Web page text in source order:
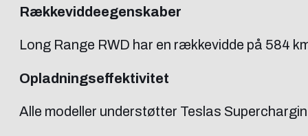
Rækkeviddeegenskaber
Long Range RWD har en rækkevidde på 584
Opladningseffektivitet
Alle modeller understøtter Teslas